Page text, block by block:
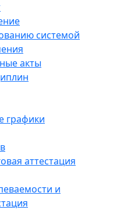
системой
акты
графики
аттестация
и